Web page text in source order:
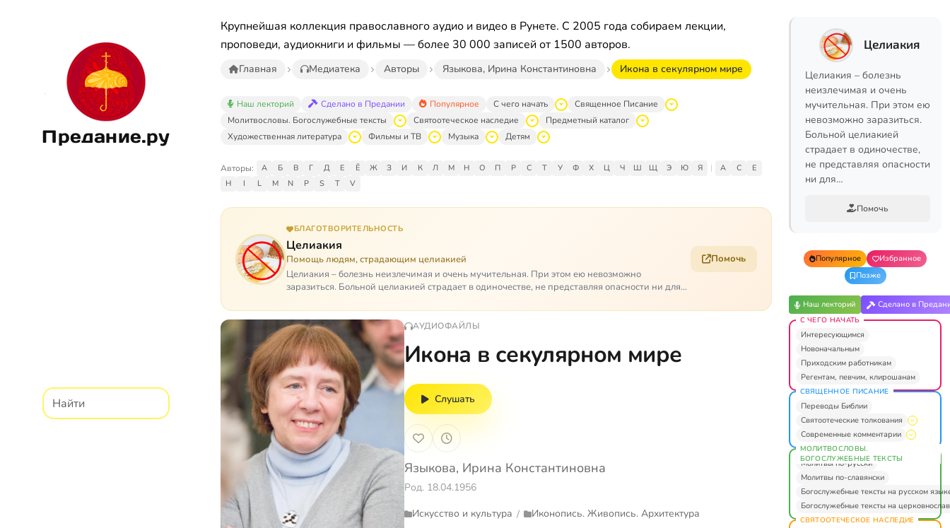
Предание.ру
Крупнейшая коллекция православного аудио и видео в Рунете. С 2005 года собираем лекции,
проповеди, аудиокниги и фильмы — более 30 000 записей от 1500 авторов.
Главная Медиатека Авторы Языкова, Ирина Константиновна Икона в секулярном мире
Наш лекторий Сделано в Предании Популярное С чего начать
Священное Писание
Молитвословы. Богослужебные тексты
Святоотеческое наследие
Предметный каталог
Художественная литература
Фильмы и ТВ Музыка Детям
Авторы: А Б В Г Д Е Ё Ж З И К Л М Н О П Р С Т У Ф Х Ц Ч Ш Щ Э Ю Я | A C
E
H
I L M N P S T V
БЛАГОТВОРИТЕЛЬНОСТЬ
Целиакия
Помощь людям, страдающим целиакией
Целиакия – болезнь неизлечимая и очень мучительная. При этом ею невозможно
заразиться. Больной целиакией страдает в одиночестве, не представляя опасности ни для
Помочь
АУДИОФАЙЛЫ
Икона в секулярном мире
Слушать
Языкова, Ирина Константиновна
Род. 18.04.1956
Искусство и культура / Иконопись. Живопись. Архитектура
Целиакия
Целиакия – болезнь
неизлечимая и очень
мучительная. При этом ею
невозможно заразиться.
Больной целиакией
страдает в одиночестве,
не представляя опасности
ни для…
Помочь
Популярное
Избранное
Позже
Наш лекторий Сделано в
С ЧЕГО НАЧАТЬ
Интересующимся
Новоначальным
Приходским работникам
Регентам, певчим, клирошанам
СВЯЩЕННОЕ ПИСАНИЕ
Переводы Библии
Святоотеческие толкования
Современные комментарии
МОЛИТВОСЛОВЫ.
БОГОСЛУЖЕБНЫЕ ТЕКСТЫ
Молитвы по-русски
Молитвы по-славянски
Богослужебные тексты на русском
Богослужебные тексты на
СВЯТООТЕЧЕСКОЕ НАСЛЕДИЕ